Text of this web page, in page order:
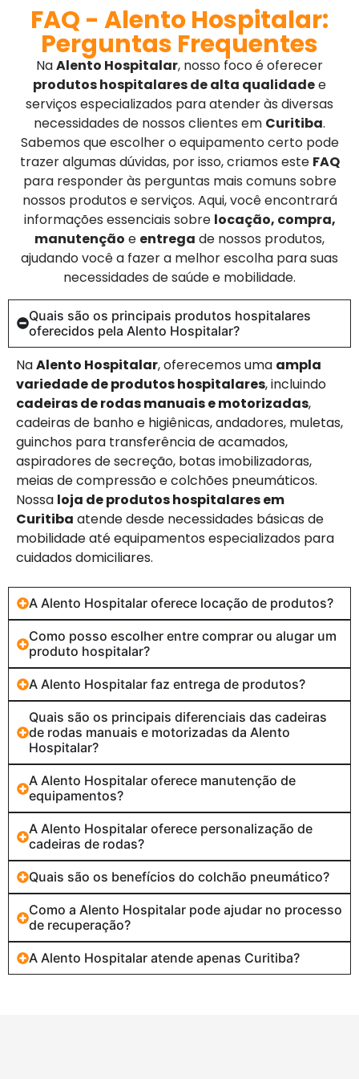
FAQ - Alento Hospitalar:
Perguntas Frequentes
NaAlento Hospitalar, nosso foco é oferecer
produtos hospitalares de alta qualidadee
serviços especializados para atender às diversas
necessidades de nossos clientes em Curitiba.
Sabemos que escolher o equipamento certo pode
trazer algumas dúvidas, por isso, criamos este FAQ
para responder às perguntas mais comuns sobre
nossos produtos e serviços. Aqui, você encontrará
informações essenciais sobre locação, compra,
manutenção e entrega de nossos produtos,
ajudando você a fazer a melhor escolha para suas
necessidades de saúde e mobilidade.
Quais são os principais produtos hospitalares
oferecidos pela Alento Hospitalar?
NaAlento Hospitalar, oferecemos uma ampla
variedade de produtos hospitalares, incluindo
cadeiras de rodas manuais e motorizadas,
cadeiras de banho e higiênicas, andadores, muletas,
guinchos para transferência de acamados,
aspiradores de secreção, botas imobilizadoras,
meias de compressão e colchões pneumáticos.
Nossa loja de produtos hospitalares em
Curitiba atende desde necessidades básicas de
mobilidade até equipamentos especializados para
cuidados domiciliares.
A Alento Hospitalar oferece locação de produtos?
Como posso escolher entre comprar ou alugar um
produto hospitalar?
A Alento Hospitalar faz entrega de produtos?
Quais são os principais diferenciais das cadeiras
de rodas manuais e motorizadas da Alento
Hospitalar?
A Alento Hospitalar oferece manutenção de
equipamentos?
A Alento Hospitalar oferece personalização de
cadeiras de rodas?
Quais são os benefícios do colchão pneumático?
Como a Alento Hospitalar pode ajudar no processo
de recuperação?
A Alento Hospitalar atende apenas Curitiba?